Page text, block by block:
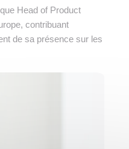
Head of Product
contribuant
de sa présence sur les